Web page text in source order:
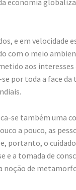
economia
e em velocidade
com o meio
aos
por toda a face da
se também uma
a pouco, as
portanto, o cuidado
e a tomada de
noção de